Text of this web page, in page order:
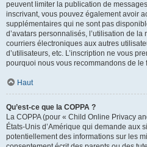
peuvent limiter la publication de
inscrivant, vous pouvez également avoir
supplémentaires qui ne sont pas
d’avatars personnalisés, l’utilisation de la
courriers électroniques aux autres
d’utilisateurs, etc. L’inscription ne vous
pourquoi nous vous recommandons de le
Haut
Qu’est-ce que la COPPA ?
La COPPA (pour « Child Online Privacy
États-Unis d’Amérique qui demande aux
potentiellement des informations sur les